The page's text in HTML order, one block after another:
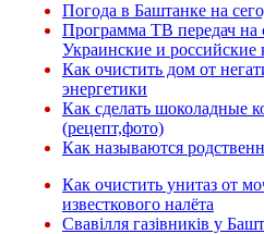
Погода в Баштанке на
Программа ТВ передач на
Украинские и российские
Как очистить дом от
энергетики
Как сделать шоколадные
(рецепт,фото)
Как называются
Как очистить унитаз от
известкового налёта
Свавілля газівників у